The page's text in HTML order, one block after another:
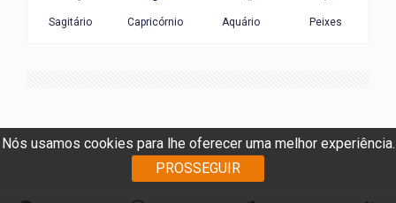
Nós usamos cookies para lhe oferecer uma melhor experiência.
PROSSEGUIR